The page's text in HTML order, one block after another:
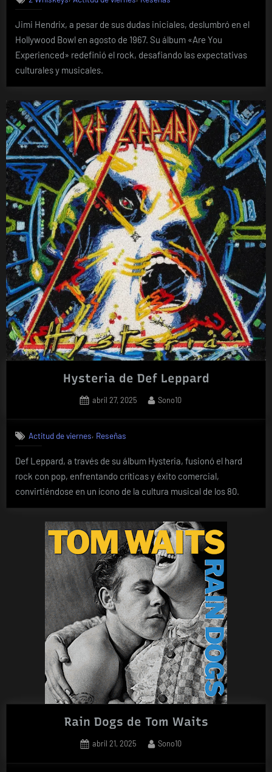
Jimi Hendrix, a pesar de sus dudas iniciales, deslumbró en el
Hollywood Bowl en agosto de 1967. Su álbum «Are You
Experienced» redefinió el rock, desafiando las expectativas
culturales y musicales.
Hysteria de Def Leppard
Posted
abril 27, 2025 By
Sono10
Actitud de viernes, Reseñas
Def Leppard, a través de su álbum Hysteria, fusionó el hard
rock con pop, enfrentando críticas y éxito comercial,
convirtiéndose en un ícono de la cultura musical de los 80.
Rain Dogs de Tom Waits
Posted
abril 21, 2025 By
Sono10